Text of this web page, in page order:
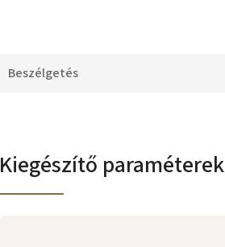
Beszélgetés
Kiegészítő paraméterek